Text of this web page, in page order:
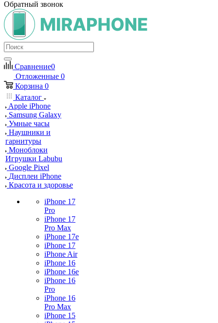
Обратный звонок
Сравнение0
Отложенные 0
Корзина 0
Каталог
Apple iPhone
Samsung Galaxy
Умные часы
Наушники и
гарнитуры
Моноблоки
Игрушки Labubu
Google Pixel
Дисплеи iPhone
Красота и здоровье
iPhone 17
Pro
iPhone 17
Pro Max
iPhone 17e
iPhone 17
iPhone Air
iPhone 16
iPhone 16e
iPhone 16
Pro
iPhone 16
Pro Max
iPhone 15